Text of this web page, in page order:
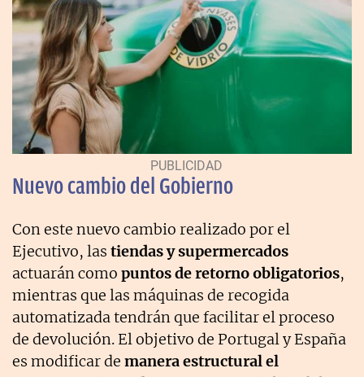
Nuevo cambio del Gobierno
Con este nuevo cambio realizado por el
Ejecutivo, las tiendas y supermercados
actuarán como puntos de retorno obligatorios,
mientras que las máquinas de recogida
automatizada tendrán que facilitar el proceso
de devolución. El objetivo de Portugal y España
es modificar de manera estructural el